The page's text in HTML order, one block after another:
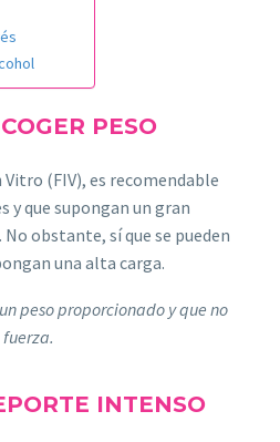
PESO
(FIV), es recomendable
y que supongan un gran
obstante, sí que se pueden
una alta carga.
peso proporcionado y que no
INTENSO